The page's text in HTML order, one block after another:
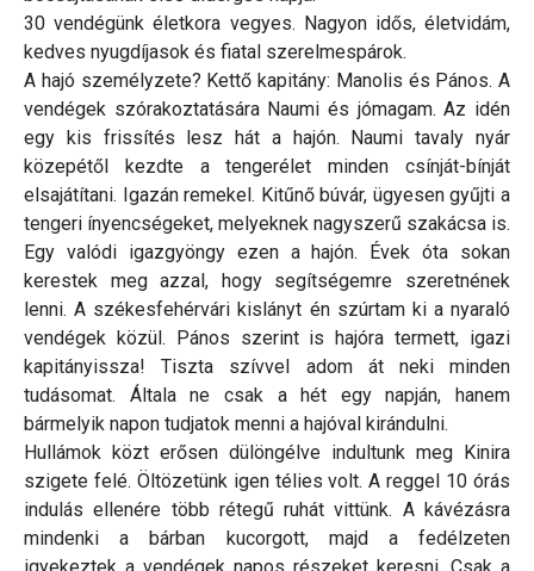
30 vendégünk életkora vegyes. Nagyon idős, életvidám,
kedves nyugdíjasok és fiatal szerelmespárok.
A hajó személyzete? Kettő kapitány: Manolis és Pános. A
vendégek szórakoztatására Naumi és jómagam. Az idén
egy kis frissítés lesz hát a hajón. Naumi tavaly nyár
közepétől kezdte a tengerélet minden csínját-bínját
elsajátítani. Igazán remekel. Kitűnő búvár, ügyesen gyűjti a
tengeri ínyencségeket, melyeknek nagyszerű szakácsa is.
Egy valódi igazgyöngy ezen a hajón. Évek óta sokan
kerestek meg azzal, hogy segítségemre szeretnének
lenni. A székesfehérvári kislányt én szúrtam ki a nyaraló
vendégek közül. Pános szerint is hajóra termett, igazi
kapitányissza! Tiszta szívvel adom át neki minden
tudásomat. Általa ne csak a hét egy napján, hanem
bármelyik napon tudjatok menni a hajóval kirándulni.
Hullámok közt erősen dülöngélve indultunk meg Kinira
szigete felé. Öltözetünk igen télies volt. A reggel 10 órás
indulás ellenére több rétegű ruhát vittünk. A kávézásra
mindenki a bárban kucorgott, majd a fedélzeten